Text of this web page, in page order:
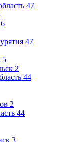
47
6
47
5
2
44
2
44
3